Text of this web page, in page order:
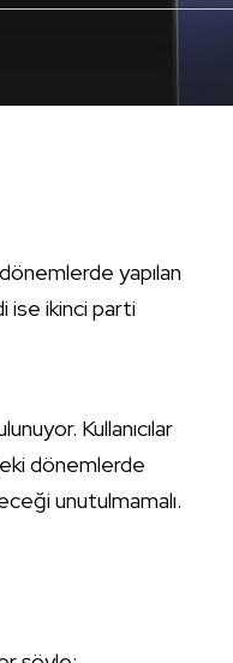
yapılan
ise ikinci parti
Kullanıcılar
dönemlerde
unutulmamalı.